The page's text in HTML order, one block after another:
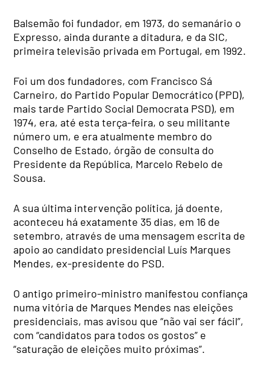
Balsemão foi fundador, em 1973, do semanário o
Expresso, ainda durante a ditadura, e da SIC,
primeira televisão privada em Portugal, em 1992.
Foi um dos fundadores, com Francisco Sá
Carneiro, do Partido Popular Democrático (PPD),
mais tarde Partido Social Democrata PSD), em
1974, era, até esta terça-feira, o seu militante
número um, e era atualmente membro do
Conselho de Estado, órgão de consulta do
Presidente da República, Marcelo Rebelo de
Sousa.
A sua última intervenção política, já doente,
aconteceu há exatamente 35 dias, em 16 de
setembro, através de uma mensagem escrita de
apoio ao candidato presidencial Luís Marques
Mendes, ex-presidente do PSD.
O antigo primeiro-ministro manifestou confiança
numa vitória de Marques Mendes nas eleições
presidenciais, mas avisou que “não vai ser fácil”,
com “candidatos para todos os gostos” e
“saturação de eleições muito próximas”.